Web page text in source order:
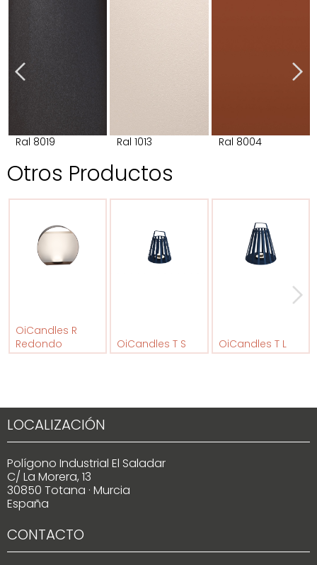
Ral 8019 Ral 1013 Ral 8004
Otros Productos
OiCandles R
Redondo
OiCandles T S OiCandles T L
LOCALIZACIÓN
Polígono Industrial El Saladar
C/ La Morera, 13
30850 Totana · Murcia
España
CONTACTO